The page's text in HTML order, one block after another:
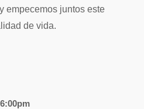
empecemos juntos este
de vida.